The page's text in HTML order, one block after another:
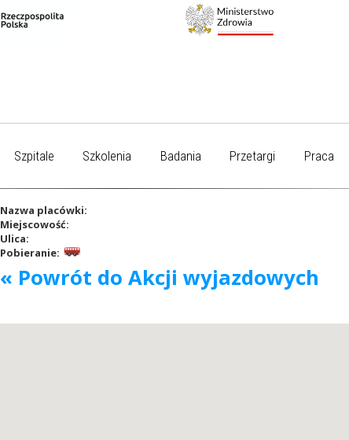
Szpitale Szkolenia Badania Przetargi Praca
Nazwa placówki:
Miejscowość:
Ulica:
Pobieranie:
« Powrót do Akcji wyjazdowych